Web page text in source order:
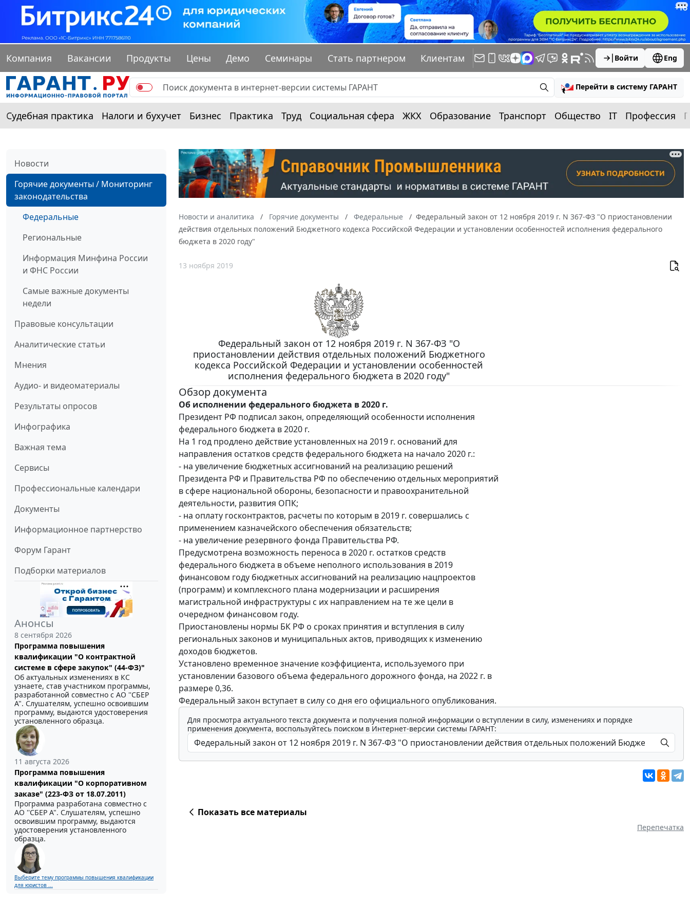
Компания Вакансии Продукты Цены Демо Семинары Стать партнером Клиентам Войти Eng
Перейти в систему ГАРАНТ
Судебная практика Налоги и бухучет Бизнес Практика Труд Социальная сфера ЖКХ Образование Транспорт Общество IT Профессия
Новости
Горячие документы / Мониторинг
законодательства
Федеральные
Региональные
Информация Минфина России
и ФНС России
Самые важные документы
недели
Правовые консультации
Аналитические статьи
Мнения
Аудио- и видеоматериалы
Результаты опросов
Инфографика
Важная тема
Сервисы
Профессиональные календари
Документы
Информационное партнерство
Форум Гарант
Подборки материалов
Анонсы
8 сентября 2026
Программа повышения
квалификации "О контрактной
системе в сфере закупок" (44-ФЗ)"
Об актуальных изменениях в КС
узнаете, став участником программы,
разработанной совместно с АО ''СБЕР
А". Слушателям, успешно освоившим
программу, выдаются удостоверения
установленного образца.
11 августа 2026
Программа повышения
квалификации "О корпоративном
заказе" (223-ФЗ от 18.07.2011)
Программа разработана совместно с
АО ''СБЕР А". Слушателям, успешно
освоившим программу, выдаются
удостоверения установленного
образца.
Выберите тему программы повышения квалификации
для юристов ...
Новости и аналитика Горячие документы Федеральные
Федеральный закон от 12 ноября 2019 г. N 367-ФЗ "О приостановлении
действия отдельных положений Бюджетного кодекса Российской Федерации и установлении особенностей исполнения федерального
бюджета в 2020 году"
13 ноября 2019
Федеральный закон от 12 ноября 2019 г. N 367-ФЗ "О
приостановлении действия отдельных положений Бюджетного
кодекса Российской Федерации и установлении особенностей
исполнения федерального бюджета в 2020 году"
Обзор документа
Об исполнении федерального бюджета в 2020 г.
Президент РФ подписал закон, определяющий особенности исполнения
федерального бюджета в 2020 г.
На 1 год продлено действие установленных на 2019 г. оснований для
направления остатков средств федерального бюджета на начало 2020 г.:
- на увеличение бюджетных ассигнований на реализацию решений
Президента РФ и Правительства РФ по обеспечению отдельных мероприятий
в сфере национальной обороны, безопасности и правоохранительной
деятельности, развития ОПК;
- на оплату госконтрактов, расчеты по которым в 2019 г. совершались с
применением казначейского обеспечения обязательств;
- на увеличение резервного фонда Правительства РФ.
Предусмотрена возможность переноса в 2020 г. остатков средств
федерального бюджета в объеме неполного использования в 2019
финансовом году бюджетных ассигнований на реализацию нацпроектов
(программ) и комплексного плана модернизации и расширения
магистральной инфраструктуры с их направлением на те же цели в
очередном финансовом году.
Приостановлены нормы БК РФ о сроках принятия и вступления в силу
региональных законов и муниципальных актов, приводящих к изменению
доходов бюджетов.
Установлено временное значение коэффициента, используемого при
установлении базового объема федерального дорожного фонда, на 2022 г. в
размере 0,36.
Федеральный закон вступает в силу со дня его официального опубликования.
Для просмотра актуального текста документа и получения полной информации о вступлении в силу, изменениях и порядке
применения документа, воспользуйтесь поиском в Интернет-версии системы ГАРАНТ:
Показать все материалы
Перепечатка